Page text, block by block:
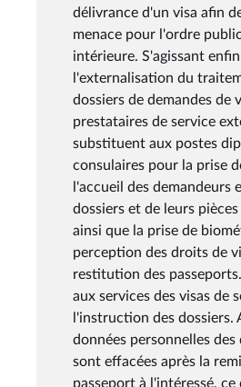
délivrance d'un visa afin
menace pour l'ordre
intérieure. S'agissant
l'externalisation du
dossiers de demandes de
prestataires de service
substituent aux postes
consulaires pour la prise
l'accueil des demandeurs
dossiers et de leurs
ainsi que la prise de
perception des droits de
restitution des
aux services des visas de
l'instruction des dossiers.
données personnelles des
sont effacées après la
passeport à l'intéressé, ce